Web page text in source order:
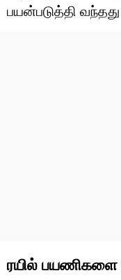
பயன்படுத்தி
ரயில் பயணிகளை